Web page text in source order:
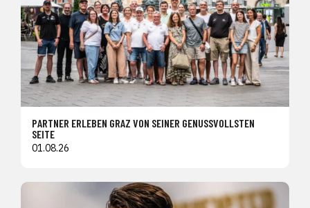
PARTNER ERLEBEN GRAZ VON SEINER GENUSSVOLLSTEN
SEITE
01.08.26